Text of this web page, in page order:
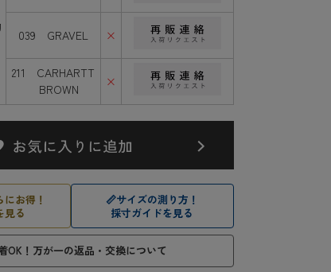
039 GRAVEL ×
211 CARHARTT
BROWN
×
お得！
見る
📏サイズの測り方！
採寸ガイドを見る
OK！万が一の返品・交換について